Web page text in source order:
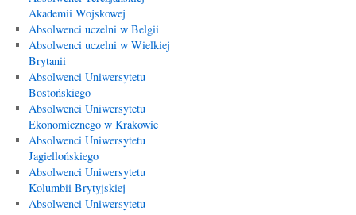
Akademii Wojskowej
Absolwenci uczelni w Belgii
Absolwenci uczelni w Wielkiej
Brytanii
Absolwenci Uniwersytetu
Bostońskiego
Absolwenci Uniwersytetu
Ekonomicznego w Krakowie
Absolwenci Uniwersytetu
Jagiellońskiego
Absolwenci Uniwersytetu
Kolumbii Brytyjskiej
Absolwenci Uniwersytetu